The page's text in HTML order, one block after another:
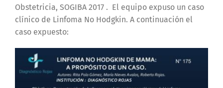
Obstetricia, SOGIBA 2017 . El equipo expuso un caso
clínico de Linfoma No Hodgkin. A continuación el
caso expuesto: